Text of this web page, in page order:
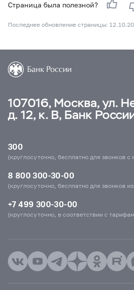
Страница была полезной?
Последнее обновление страницы:
107016, Москва, ул.
д. 12, к. В, Банк
300
(круглосуточно, бесплатно для звонков
8 800 300-30-00
(круглосуточно, бесплатно для звонков
+7 499 300-30-00
(круглосуточно, в соответствии с